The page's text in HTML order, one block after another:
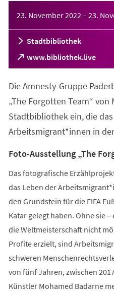
23. November 2022 – 23.
Stadtbibliothek
www.bibliothek.live
(Öffnet
in
neuen
Tab)
Die Amnesty-Gruppe
„The Forgotten Team“
Stadtbibliothek ein, die
Arbeitsmigrant*innen in
Foto-Ausstellung „The
Das fotografische
das Leben der
den Grundstein für die FIFA
Katar gelegt haben. Ohne sie
die Weltmeisterschaft nicht
Profite erzielt, sind
schweren
von fünf Jahren, zwischen
Künstler Mohamed Badarne